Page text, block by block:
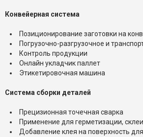
Конвейерная система
Позиционирование заготовки на
Погрузочно-разгрузочное и
Контроль продукции
Онлайн укладчик паллет
Этикетировочная машина
Система сборки деталей
Прецизионная точечная сварка
Применение для герметизации,
Добавление клея на поверхность